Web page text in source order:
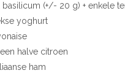
basilicum (+/- 20 g) + enkele
yoghurt
halve citroen
ham